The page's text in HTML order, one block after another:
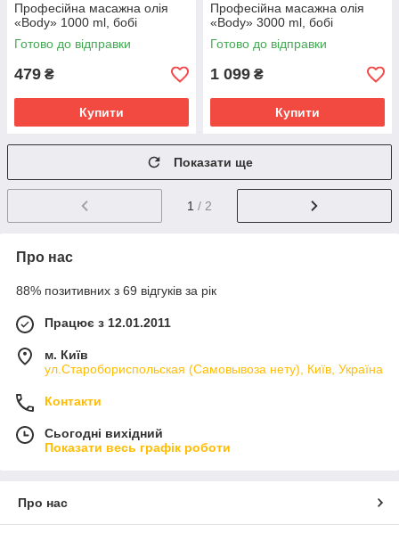
Професійна масажна олія
«Body» 1000 ml, бобі
Готово до відправки
479 ₴
Купити
Професійна масажна олія
«Body» 3000 ml, бобі
Готово до відправки
1 099 ₴
Купити
Показати ще
1 / 2
Про нас
88% позитивних з 69 відгуків за рік
Працює з 12.01.2011
м. Київ
ул.Старобориспольская (Самовывоза нету), Київ, Україна
Контакти
Сьогодні вихідний
Показати весь графік роботи
Про нас